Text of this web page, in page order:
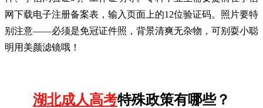
网下载电子注册备案表，输入页面上的12位验证码。照片要特
别注意——必须是免冠证件照，背景清爽无杂物，可别耍小聪
明用美颜滤镜哦！
湖北成人高考特殊政策有哪些？